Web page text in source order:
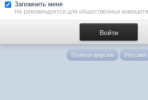
Запомнить меня
Не рекомендуется для общественных
Полная версия Русский